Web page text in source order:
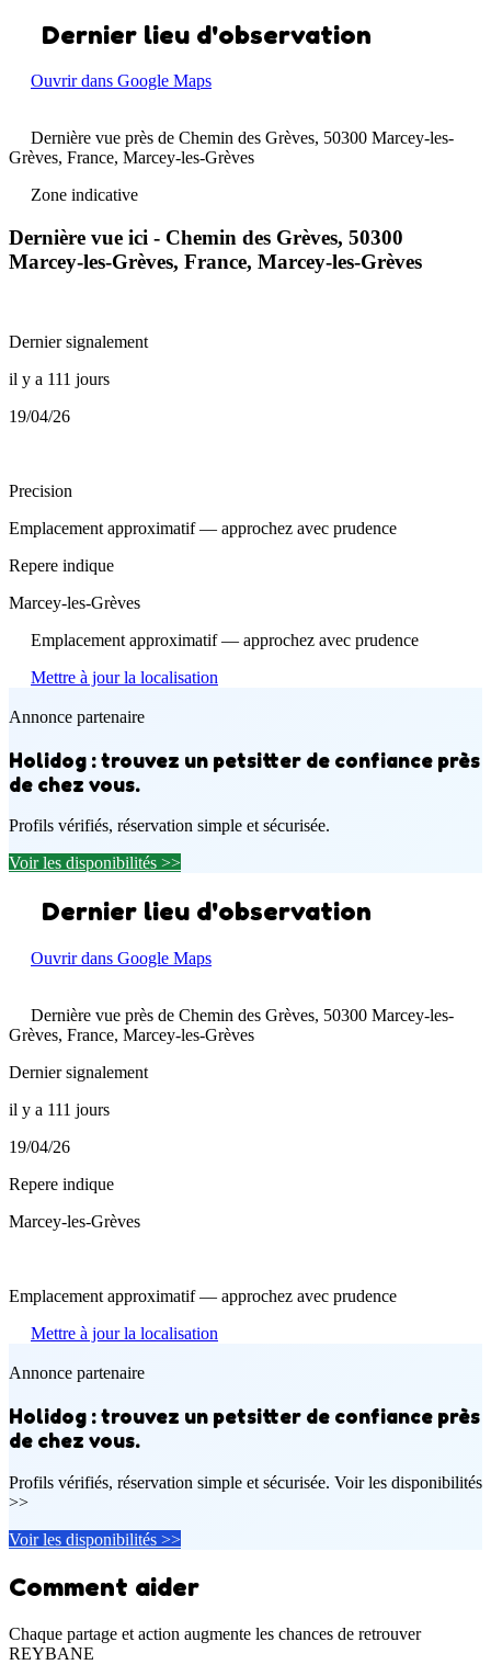
Dernier lieu d'observation
Ouvrir dans Google Maps
Dernière vue près de Chemin des Grèves, 50300 Marcey-les-
Grèves, France, Marcey-les-Grèves
Zone indicative
Dernière vue ici - Chemin des Grèves, 50300
Marcey-les-Grèves, France, Marcey-les-Grèves
Dernier signalement
il y a 111 jours
19/04/26
Precision
Emplacement approximatif — approchez avec prudence
Repere indique
Marcey-les-Grèves
Emplacement approximatif — approchez avec prudence
Mettre à jour la localisation
Annonce partenaire
Holidog : trouvez un petsitter de confiance près
de chez vous.
Profils vérifiés, réservation simple et sécurisée.
Voir les disponibilités >>
Dernier lieu d'observation
Ouvrir dans Google Maps
Dernière vue près de Chemin des Grèves, 50300 Marcey-les-
Grèves, France, Marcey-les-Grèves
Dernier signalement
il y a 111 jours
19/04/26
Repere indique
Marcey-les-Grèves
Emplacement approximatif — approchez avec prudence
Mettre à jour la localisation
Annonce partenaire
Holidog : trouvez un petsitter de confiance près
de chez vous.
Profils vérifiés, réservation simple et sécurisée. Voir les disponibilités
>>
Voir les disponibilités >>
Comment aider
Chaque partage et action augmente les chances de retrouver
REYBANE